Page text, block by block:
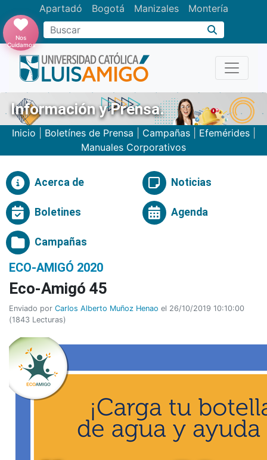
Apartadó Bogotá Manizales Montería
Buscar
Nos
Cuidamos
Información y Prensa.
Inicio Boletínes de Prensa Campañas| Efemérides|
Manuales Corporativos
Acerca de Noticias
Boletines Agenda
Campañas
ECO-AMIGÓ 2020
Eco-Amigó 45
Enviado por Carlos Alberto Muñoz Henao el 26/10/2019 10:10:00
(1843 Lecturas)